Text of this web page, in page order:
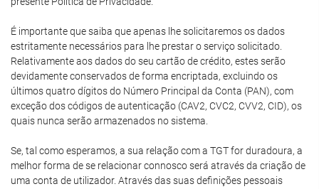
É importante que saiba que apenas lhe solicitaremos os dados
estritamente necessários para lhe prestar o serviço solicitado.
Relativamente aos dados do seu cartão de crédito, estes serão
devidamente conservados de forma encriptada, excluindo os
últimos quatro dígitos do Número Principal da Conta (PAN), com
exceção dos códigos de autenticação (CAV2, CVC2, CVV2, CID), os
quais nunca serão armazenados no sistema.
Se, tal como esperamos, a sua relação com a TGT for duradoura, a
melhor forma de se relacionar connosco será através da criação de
uma conta de utilizador. Através das suas definições pessoais